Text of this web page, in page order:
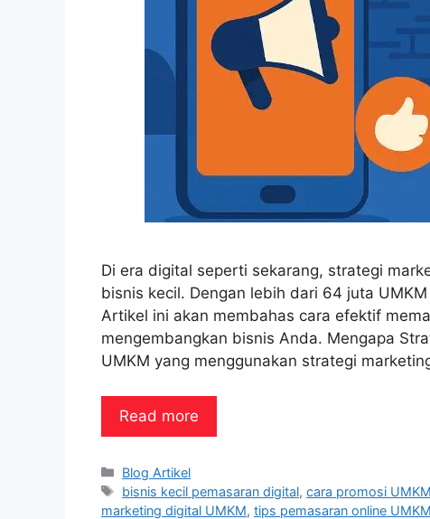
Di era digital seperti sekarang, strategi
bisnis kecil. Dengan lebih dari 64 juta
Artikel ini akan membahas cara efektif
mengembangkan bisnis Anda. Mengapa
UMKM yang menggunakan strategi
Read more
Categories
Blog Artikel
Tags
bisnis kecil pemasaran digital,cara promosi
marketing digital UMKM, tips pemasaran online UMKM